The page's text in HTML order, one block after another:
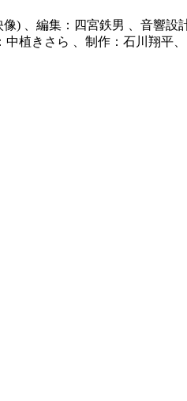
、編集：四宮鉄男 、音響設
植きさら 、制作：石川翔平